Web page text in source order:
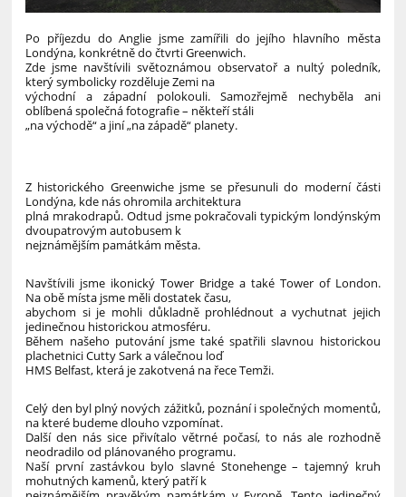
Po příjezdu do Anglie jsme zamířili do jejího hlavního města
Londýna, konkrétně do čtvrti Greenwich.
Zde jsme navštívili světoznámou observatoř a nultý poledník,
který symbolicky rozděluje Zemi na
východní a západní polokouli. Samozřejmě nechyběla ani
oblíbená společná fotografie – někteří stáli
„na východě“ a jiní „na západě“ planety.
Z historického Greenwiche jsme se přesunuli do moderní části
Londýna, kde nás ohromila architektura
plná mrakodrapů. Odtud jsme pokračovali typickým londýnským
dvoupatrovým autobusem k
nejznámějším památkám města.
Navštívili jsme ikonický Tower Bridge a také Tower of London.
Na obě místa jsme měli dostatek času,
abychom si je mohli důkladně prohlédnout a vychutnat jejich
jedinečnou historickou atmosféru.
Během našeho putování jsme také spatřili slavnou historickou
plachetnici Cutty Sark a válečnou loď
HMS Belfast, která je zakotvená na řece Temži.
Celý den byl plný nových zážitků, poznání i společných momentů,
na které budeme dlouho vzpomínat.
Další den nás sice přivítalo větrné počasí, to nás ale rozhodně
neodradilo od plánovaného programu.
Naší první zastávkou bylo slavné Stonehenge – tajemný kruh
mohutných kamenů, který patří k